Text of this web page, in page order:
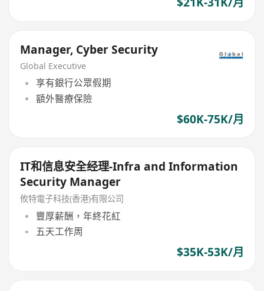
Manager, Cyber Security
Global Executive
享有銀行公眾假期
額外醫療保險
$60K-75K/月
IT和信息安全经理-Infra and Information
Security Manager
攸特電子科技(香港)有限公司
豐厚薪酬，年終花紅
五天工作周
$35K-53K/月